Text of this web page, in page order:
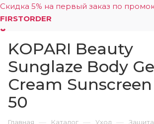
Скидка 5% на первый заказ по
FIRSTORDER
KOPARI Beauty
Sunglaze Body
Cream Sunscreen
50
Главная Каталог Уход